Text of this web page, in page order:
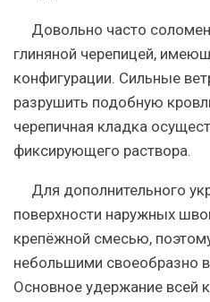
Довольно часто
глиняной черепицей,
конфигурации. Сильные
разрушить подобную
черепичная кладка
фиксирующего раствора.
Для дополнительного
поверхности наружных
крепёжной смесью,
небольшими своеобразно
Основное удержание всей